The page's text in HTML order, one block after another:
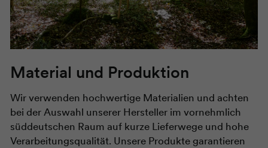
Material und Produktion
Wir verwenden hochwertige Materialien und achten
bei der Auswahl unserer Hersteller im vornehmlich
süddeutschen Raum auf kurze Lieferwege und hohe
Verarbeitungsqualität. Unsere Produkte garantieren